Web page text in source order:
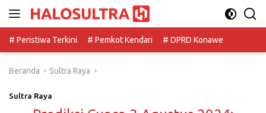
# Peristiwa Terkini
# Pemkot Kendari # DPRD Konawe
Beranda Sultra Raya
Sultra Raya